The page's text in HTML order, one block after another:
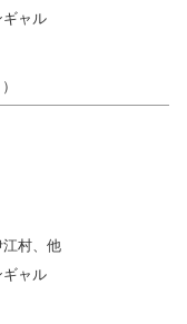
ギャル
村、他
ギャル